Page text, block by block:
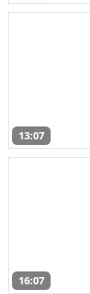
13:07
16:07